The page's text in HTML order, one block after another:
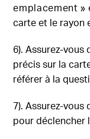
emplacement »
carte et le rayon
6). Assurez-
précis sur la
référer à la
7). Assurez-
pour déclencher